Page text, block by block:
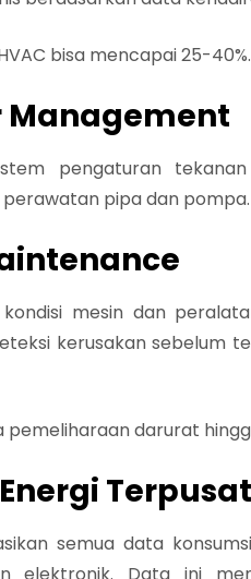
bisa mencapai25-40%.
Management
pengaturan
pipa dan pompa.
mesin dan
kerusakan sebelum
pemeliharaan darurat
Terpusat
semua data